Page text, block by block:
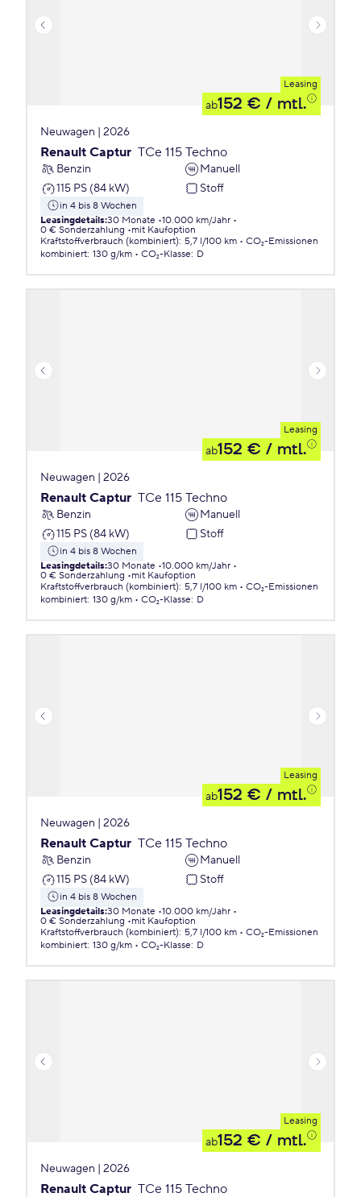
Leasing
ab152 € / mtl.
Neuwagen | 2026
Renault Captur TCe 115 Techno
Benzin
Manuell
115 PS (84 kW)
Stoff
in 4 bis 8 Wochen
Leasingdetails:30 Monate 10.000 km/Jahr
0 € Sonderzahlung
mit Kaufoption
Kraftstoffverbrauch (kombiniert): 5,7 l/100 km
CO₂-Emissionen
kombiniert: 130 g/km CO₂-Klasse: D
Leasing
ab152 € / mtl.
Neuwagen | 2026
Renault Captur TCe 115 Techno
Benzin
Manuell
115 PS (84 kW)
Stoff
in 4 bis 8 Wochen
Leasingdetails:30 Monate 10.000 km/Jahr
0 € Sonderzahlung
mit Kaufoption
Kraftstoffverbrauch (kombiniert): 5,7 l/100 km
CO₂-Emissionen
kombiniert: 130 g/km CO₂-Klasse: D
Leasing
ab152 € / mtl.
Neuwagen | 2026
Renault Captur TCe 115 Techno
Benzin
Manuell
115 PS (84 kW)
Stoff
in 4 bis 8 Wochen
Leasingdetails:30 Monate 10.000 km/Jahr
0 € Sonderzahlung
mit Kaufoption
Kraftstoffverbrauch (kombiniert): 5,7 l/100 km
CO₂-Emissionen
kombiniert: 130 g/km CO₂-Klasse: D
Leasing
ab152 € / mtl.
Neuwagen | 2026
Renault Captur TCe 115 Techno